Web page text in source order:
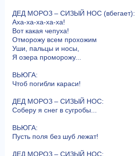
ДЕД МОРОЗ – СИЗЫЙ НОС (вбегает):
Аха-ха-ха-ха-ха!
Вот какая чепуха!
Отморожу всем прохожим
Уши, пальцы и носы,
Я озера проморожу...
ВЬЮГА:
Чтоб погибли караси!
ДЕД МОРОЗ – СИЗЫЙ НОС:
Соберу я снег в сугробы...
ВЬЮГА:
Пусть поля без шуб лежат!
ДЕД МОРОЗ – СИЗЫЙ НОС: